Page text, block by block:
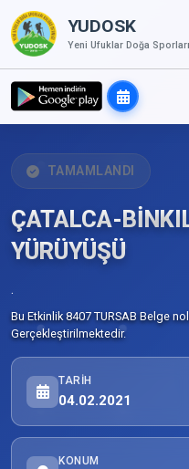
YUDOSK
Yeni Ufuklar Doğa
TAMAMLANDI
ÇATALCA-
YÜRÜYÜŞÜ
.
Bu Etkinlik 8407 TURSAB Belge
Gerçekleştirilmektedir.
TARIH
04.02.2021
KONUM